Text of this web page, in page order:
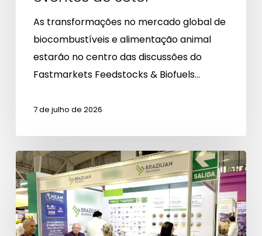
As transformações no mercado global de
biocombustíveis e alimentação animal
estarão no centro das discussões do
Fastmarkets Feedstocks & Biofuels…
7 de julho de 2026
Agrofest
Peru
amplia
perspectivas
para